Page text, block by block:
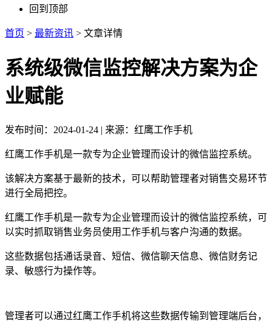
回到顶部
首页 > 最新资讯 > 文章详情
系统级微信监控解决方案为企
业赋能
发布时间：2024-01-24 | 来源：红鹰工作手机
红鹰工作手机是一款专为企业管理而设计的微信监控系统。
该解决方案基于最新的技术，可以帮助管理者对销售交易环节
进行全局把控。
红鹰工作手机是一款专为企业管理而设计的微信监控系统，可
以实时抓取销售业务员使用工作手机与客户沟通的数据。
这些数据包括通话录音、短信、微信聊天信息、微信财务记
录、敏感行为操作等。
管理者可以通过红鹰工作手机将这些数据传输到管理端后台，